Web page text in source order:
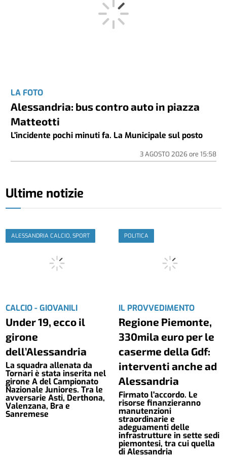
LA FOTO
Alessandria: bus contro auto in piazza
Matteotti
L'incidente pochi minuti fa. La Municipale sul posto
3 AGOSTO 2026ore 15:58
Ultime notizie
ALESSANDRIA CALCIO, SPORT
CALCIO - GIOVANILI
Under 19, ecco il
girone
dell’Alessandria
La squadra allenata da
Tornari è stata inserita nel
girone A del Campionato
Nazionale Juniores. Tra le
avversarie Asti, Derthona,
Valenzana, Bra e
Sanremese
POLITICA
IL PROVVEDIMENTO
Regione Piemonte,
330mila euro per le
caserme della Gdf:
interventi anche ad
Alessandria
Firmato l'accordo. Le
risorse finanzieranno
manutenzioni
straordinarie e
adeguamenti delle
infrastrutture in sette sedi
piemontesi, tra cui quella
di Alessandria